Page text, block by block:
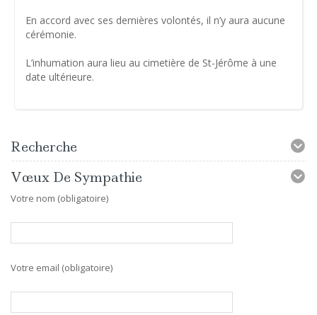
En accord avec ses dernières volontés, il n’y aura aucune
cérémonie.
L’inhumation aura lieu au cimetière de St-Jérôme à une
date ultérieure.
Recherche
Vœux De Sympathie
Votre nom (obligatoire)
Votre email (obligatoire)